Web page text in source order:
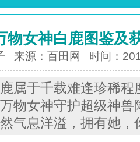
物女神白鹿图鉴及
来源：百田网 时间：
属于千载难逢珍稀程
物女神守护超级神兽
气息洋溢，拥有她，